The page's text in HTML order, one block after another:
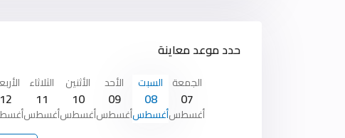
حدد موعد معاينة
الجمعة
07
أغسطس
السبت
08
أغسطس
الأحد
09
أغسطس
الأثنين
10
أغسطس
الثلاثاء
11
أغسطس
12